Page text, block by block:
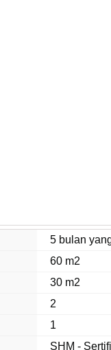
5 bulan
60 m2
30 m2
2
1
SHM -